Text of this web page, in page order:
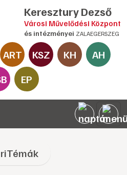
Keresztury Dezső
Városi Művelődési Központ
és intézményei ZALAEGERSZEG
ART KSZ KH
AH
EP